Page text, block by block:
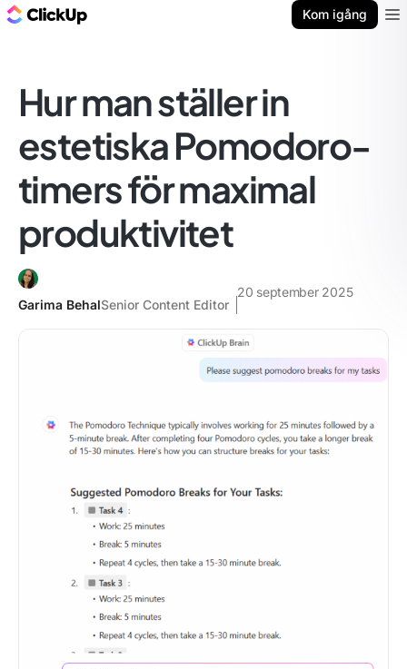
Kom igång
Hur man ställer in
estetiska Pomodoro-
timers för maximal
produktivitet
Garima BehalSenior Content Editor
20 september 2025